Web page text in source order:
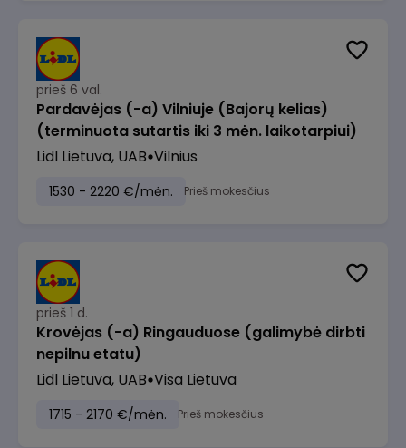
prieš 6 val.
Pardavėjas (-a) Vilniuje (Bajorų kelias)
(terminuota sutartis iki 3 mėn. laikotarpiui)
Lidl Lietuva, UAB Vilnius
1530 - 2220 €/mėn. Prieš mokesčius
prieš 1 d.
Krovėjas (-a) Ringauduose (galimybė dirbti
nepilnu etatu)
Lidl Lietuva, UAB Visa Lietuva
1715 - 2170 €/mėn. Prieš mokesčius